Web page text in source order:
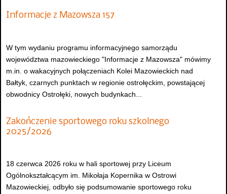
Informacje z Mazowsza 157
W tym wydaniu programu informacyjnego samorządu
województwa mazowieckiego "Informacje z Mazowsza" mówimy
m.in. o wakacyjnych połączeniach Kolei Mazowieckich nad
Bałtyk, czarnych punktach w regionie ostrołęckim, powstającej
obwodnicy Ostrołęki, nowych budynkach...
Zakończenie sportowego roku szkolnego
2025/2026
18 czerwca 2026 roku w hali sportowej przy Liceum
Ogólnokształcącym im. Mikołaja Kopernika w Ostrowi
Mazowieckiej, odbyło się podsumowanie sportowego roku